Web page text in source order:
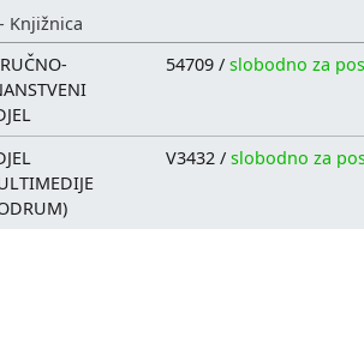
- Knjižnica
54709 / slobodno za
V3432 / slobodno za